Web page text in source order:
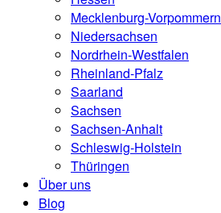
Mecklenburg-Vorpommern
Niedersachsen
Nordrhein-Westfalen
Rheinland-Pfalz
Saarland
Sachsen
Sachsen-Anhalt
Schleswig-Holstein
Thüringen
Über uns
Blog